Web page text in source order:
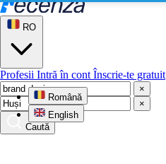
RO
Română
English
Profesii Intră în cont Înscrie-te gratuit
×
×
Caută